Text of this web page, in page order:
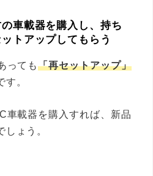
車載器を購入し、持ち
トアップしてもらう
っても「再セットアップ」
。
車載器を購入すれば、新品
ょう。